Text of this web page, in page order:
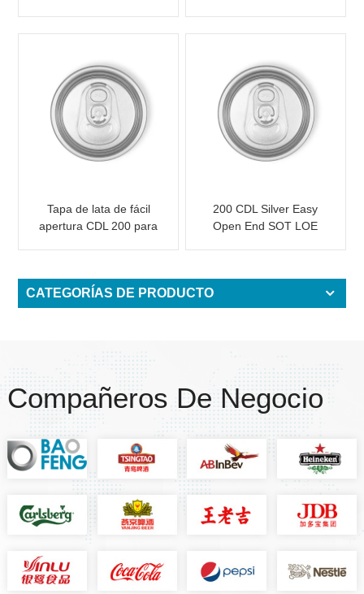
Tapa de lata de fácil
apertura CDL 200 para
200 CDL Silver Easy
Open End SOT LOE
CATEGORÍAS DE PRODUCTO
Compañeros De Negocio